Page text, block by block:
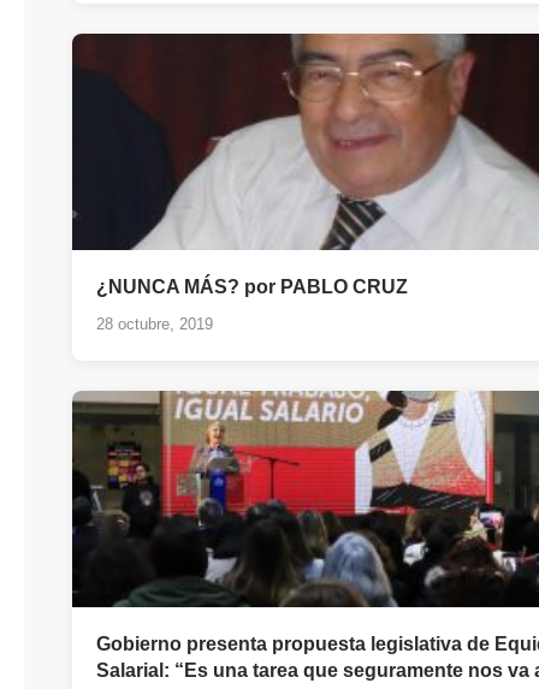
¿NUNCA MÁS? por PABLO CRUZ
28 octubre, 2019
Gobierno presenta propuesta legislativa de
Salarial: “Es una tarea que seguramente nos va